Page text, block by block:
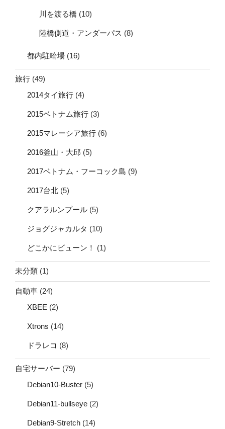
川を渡る橋 (10)
陸橋側道・アンダーパス (8)
都内駐輪場 (16)
旅行 (49)
2014タイ旅行 (4)
2015ベトナム旅行 (3)
2015マレーシア旅行 (6)
2016釜山・大邱 (5)
2017ベトナム・フーコック島 (9)
2017台北 (5)
クアラルンプール (5)
ジョグジャカルタ (10)
どこかにビューン！ (1)
未分類 (1)
自動車 (24)
XBEE (2)
Xtrons (14)
ドラレコ (8)
自宅サーバー (79)
Debian10-Buster (5)
Debian11-bullseye (2)
Debian9-Stretch (14)